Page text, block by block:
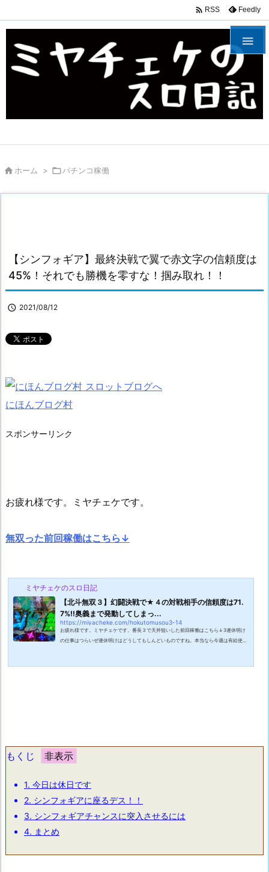

 RSS Feedly
 ホーム > パチンコ稼働
【シンフォギア】最終決戦で翼で赤文字の信頼度は
45%！それでも勝機を零すな！掴み取れ！！
 2021/08/12
にほんブログ村
スポンサーリンク
お疲れ様です。ミヤチェケです。
無双った前回稼働はこちら↓
ミヤチェケのスロ日記
【北斗無双３】幻闘決戦で★４の対戦相手の信頼度は71.
7%!!奥義まで発動してしまっ...
https://miyacheke.com/hokutomusou3-14
お疲れ様です。ミヤチェケです。番長３で天井狙いした前回稼働はこちら↓3連休明け
の仕事はつらいぜ連休明けはどうしてもしんどいものですね。本当なら今週は有給使っ
もくじ
1. 今日は休日です
2. シンフォギアに座るデス！！
3. シンフォギアチャンスに突入させるには
4. まとめ